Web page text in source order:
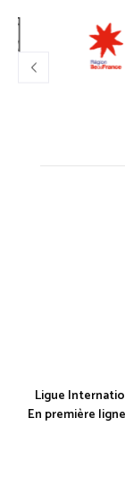
Ligue
En première